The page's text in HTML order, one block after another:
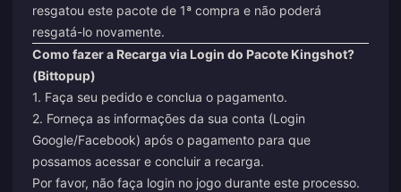
resgatou este pacote de 1ª compra e não poderá
resgatá-lo novamente.
Como fazer a Recarga via Login do Pacote Kingshot?
(Bittopup)
1. Faça seu pedido e conclua o pagamento.
2. Forneça as informações da sua conta (Login
Google/Facebook) após o pagamento para que
possamos acessar e concluir a recarga.
Por favor, não faça login no jogo durante este processo.